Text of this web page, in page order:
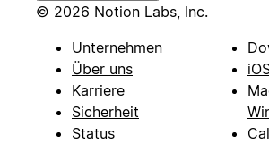
© 2026 Notion Labs, Inc.
Unternehmen
Über uns
Karriere
Sicherheit
Status